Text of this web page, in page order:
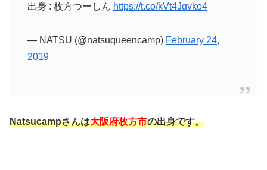
出身 : 枚方つーしん https://t.co/kVt4Jqvko4
— NATSU (@natsuqueencamp) February 24,
2019
Natsucampさんは大阪府枚方市の出身です。